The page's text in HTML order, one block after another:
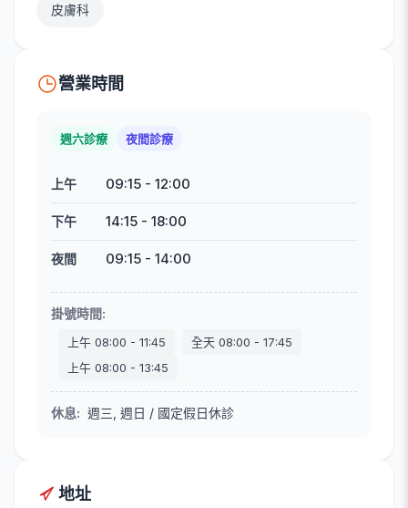
皮膚科
營業時間
週六診療 夜間診療
上午 09:15 - 12:00
下午 14:15 - 18:00
夜間 09:15 - 14:00
掛號時間:
上午 08:00 - 11:45 全天 08:00 - 17:45
上午 08:00 - 13:45
休息: 週三, 週日 / 國定假日休診
地址